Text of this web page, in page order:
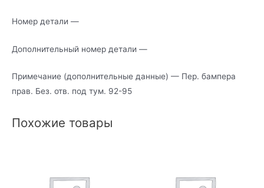
Номер детали —
Дополнительный номер детали —
Примечание (дополнительные данные) — Пер. бампера
прав. Без. отв. под тум. 92-95
Похожие товары